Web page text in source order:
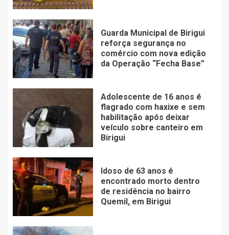
Guarda Municipal de Birigui
reforça segurança no
comércio com nova edição
da Operação “Fecha Base”
Adolescente de 16 anos é
flagrado com haxixe e sem
habilitação após deixar
veículo sobre canteiro em
Birigui
Idoso de 63 anos é
encontrado morto dentro
de residência no bairro
Quemil, em Birigui